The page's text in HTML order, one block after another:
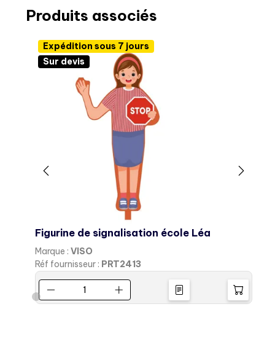
Produits associés
Expédition sous 7 jours
Sur devis
Figurine de signalisation école Léa
Marque : VISO
Réf fournisseur : PRT2413